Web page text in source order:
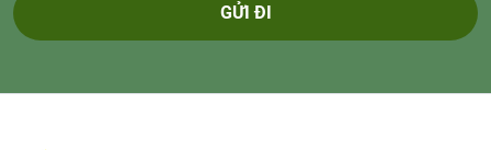
GỬI ĐI